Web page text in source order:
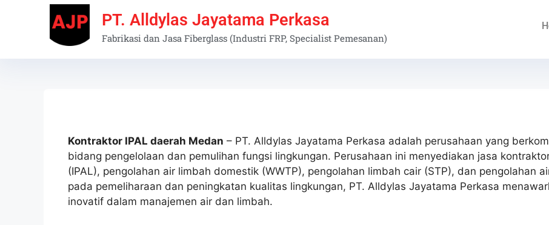
PT. Alldylas Jayatama Perkasa
Fabrikasi dan Jasa Fiberglass (Industri FRP, Specialist Pemesanan)
Kontraktor IPAL daerah Medan – PT. Alldylas Jayatama Perkasa adalah perusahaan yang
bidang pengelolaan dan pemulihan fungsi lingkungan. Perusahaan ini menyediakan jasa
(IPAL), pengolahan air limbah domestik (WWTP), pengolahan limbah cair (STP), dan pengolahan
pada pemeliharaan dan peningkatan kualitas lingkungan, PT. Alldylas Jayatama Perkasa
inovatif dalam manajemen air dan limbah.